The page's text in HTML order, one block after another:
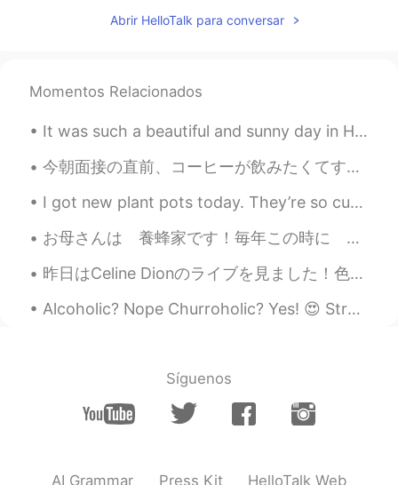
Abrir HelloTalk para conversar
Momentos Relacionados
It was such a beautiful and sunny day in Howth yesterday. I went walking by the harbour and aroun...
今朝面接の直前、コーヒーが飲みたくてすぐ目に入ったカフェに入店。メニューを見かけたら一番安い物が850円だった（それも税抜）。驚きを顔には出さずに冷静に注文した。臆病者ではあるまいし。男って下が...
I got new plant pots today. They’re so cute! What should I name them? 🤗 今日は新しい植木鉢を手に入れました。 彼らはかわ...
お母さんは 養蜂家です！毎年この時に 蜂蜜を取りたったり、蝋を溶けたりします。 この3枚目写真は 蜂蜜を見えるけど この蜂蜜を取り立てません！ この枠は 蜂幼生がいました。有蓋の穴は 蜂幼生で...
昨日はCeline Dionのライブを見ました！色々なライブに行ったけど、 Celineのライブが一番よいライブだと思います！もう51歳でも、まだとてもとても強いエネルギーがあります！彼女の歌を...
Alcoholic? Nope Churroholic? Yes! 😍 Strawberry 🍓 cheesecake ice cream with chocolate coconut 🥥 ...
Síguenos
AI Grammar Press Kit HelloTalk Web